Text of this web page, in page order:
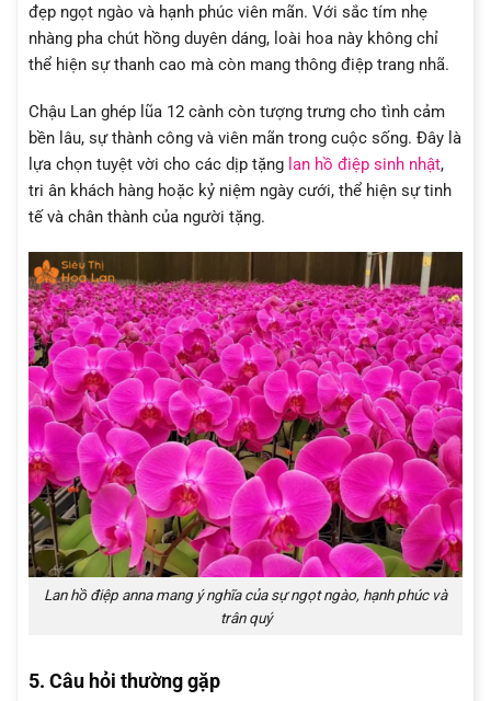
đẹp ngọt ngào và hạnh phúc viên mãn. Với sắc tím nhẹ
nhàng pha chút hồng duyên dáng, loài hoa này không chỉ
thể hiện sự thanh cao mà còn mang thông điệp trang nhã.
Chậu Lan ghép lũa 12 cành còn tượng trưng cho tình cảm
bền lâu, sự thành công và viên mãn trong cuộc sống. Đây là
lựa chọn tuyệt vời cho các dịp tặng lan hồ điệp sinh nhật,
tri ân khách hàng hoặc kỷ niệm ngày cưới, thể hiện sự tinh
tế và chân thành của người tặng.
Lan hồ điệp anna mang ý nghĩa của sự ngọt ngào, hạnh phúc và
trân quý
5. Câu hỏi thường gặp